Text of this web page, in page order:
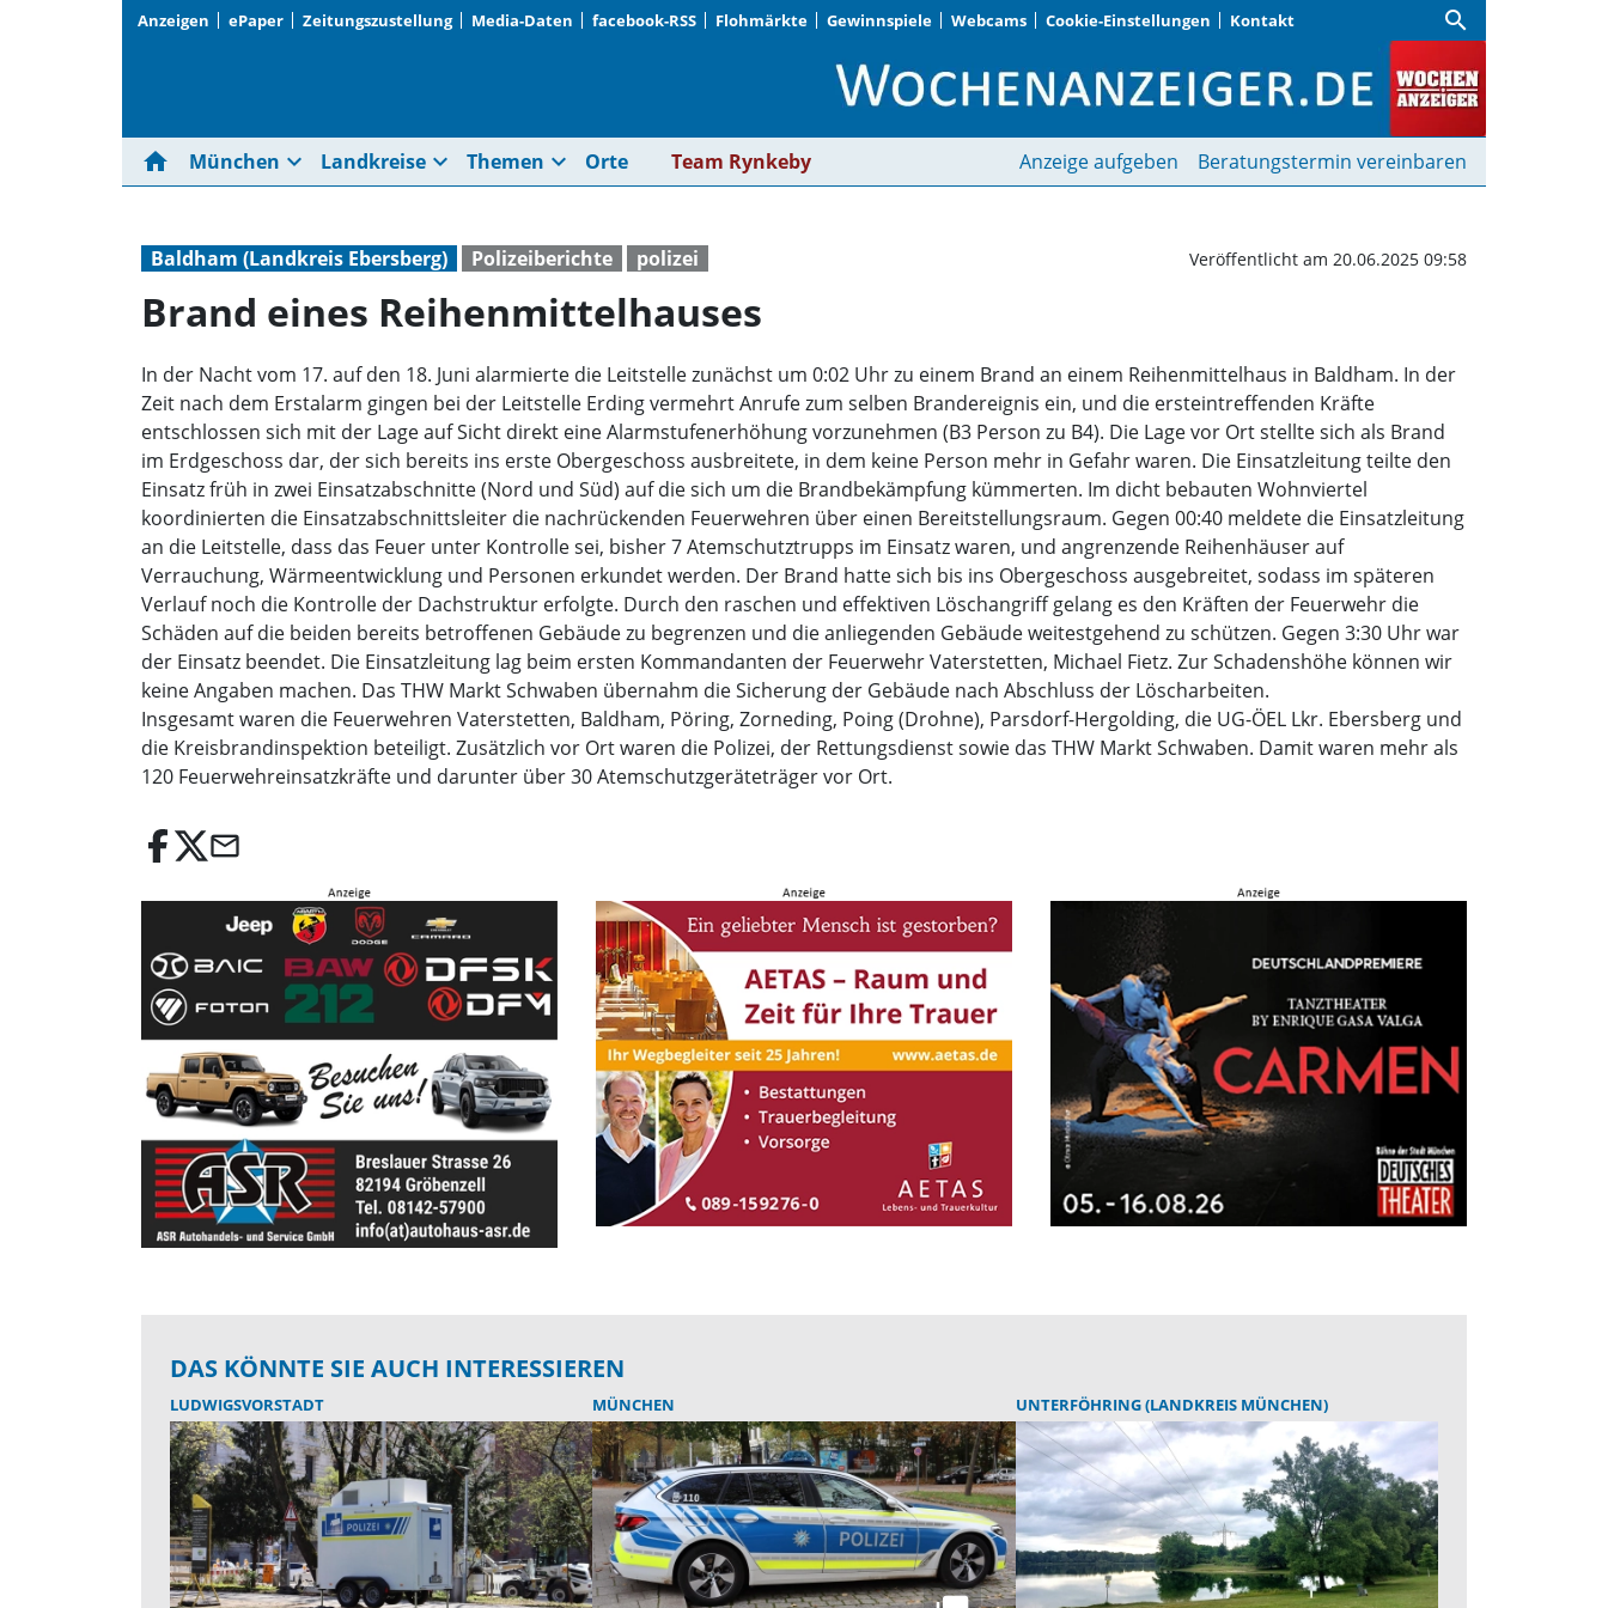
Anzeigen ePaper Zeitungszustellung Media-Daten facebook-RSS Flohmärkte Gewinnspiele Webcams Cookie-Einstellungen Kontakt search
Brand eines Reihenmittelhauses |
home München expand_more Landkreise expand_more Themen expand_more Orte Team Rynkeby Anzeige aufgeben Beratungstermin vereinbaren
Baldham (Landkreis Ebersberg) Polizeiberichte polizei Veröffentlicht am 20.06.2025 09:58
Brand eines Reihenmittelhauses
In der Nacht vom 17. auf den 18. Juni alarmierte die Leitstelle zunächst um 0:02 Uhr zu einem Brand an einem Reihenmittelhaus in Baldham. In der
Zeit nach dem Erstalarm gingen bei der Leitstelle Erding vermehrt Anrufe zum selben Brandereignis ein, und die ersteintreffenden Kräfte
entschlossen sich mit der Lage auf Sicht direkt eine Alarmstufenerhöhung vorzunehmen (B3 Person zu B4). Die Lage vor Ort stellte sich als Brand
im Erdgeschoss dar, der sich bereits ins erste Obergeschoss ausbreitete, in dem keine Person mehr in Gefahr waren. Die Einsatzleitung teilte den
Einsatz früh in zwei Einsatzabschnitte (Nord und Süd) auf die sich um die Brandbekämpfung kümmerten. Im dicht bebauten Wohnviertel
koordinierten die Einsatzabschnittsleiter die nachrückenden Feuerwehren über einen Bereitstellungsraum. Gegen 00:40 meldete die Einsatzleitung
an die Leitstelle, dass das Feuer unter Kontrolle sei, bisher 7 Atemschutztrupps im Einsatz waren, und angrenzende Reihenhäuser auf
Verrauchung, Wärmeentwicklung und Personen erkundet werden. Der Brand hatte sich bis ins Obergeschoss ausgebreitet, sodass im späteren
Verlauf noch die Kontrolle der Dachstruktur erfolgte. Durch den raschen und effektiven Löschangriff gelang es den Kräften der Feuerwehr die
Schäden auf die beiden bereits betroffenen Gebäude zu begrenzen und die anliegenden Gebäude weitestgehend zu schützen. Gegen 3:30 Uhr war
der Einsatz beendet. Die Einsatzleitung lag beim ersten Kommandanten der Feuerwehr Vaterstetten, Michael Fietz. Zur Schadenshöhe können wir
keine Angaben machen. Das THW Markt Schwaben übernahm die Sicherung der Gebäude nach Abschluss der Löscharbeiten.
Insgesamt waren die Feuerwehren Vaterstetten, Baldham, Pöring, Zorneding, Poing (Drohne), Parsdorf-Hergolding, die UG-ÖEL Lkr. Ebersberg und
die Kreisbrandinspektion beteiligt. Zusätzlich vor Ort waren die Polizei, der Rettungsdienst sowie das THW Markt Schwaben. Damit waren mehr als
120 Feuerwehreinsatzkräfte und darunter über 30 Atemschutzgeräteträger vor Ort.
email
DAS KÖNNTE SIE AUCH INTERESSIEREN
LUDWIGSVORSTADT MÜNCHEN UNTERFÖHRING (LANDKREIS MÜNCHEN)